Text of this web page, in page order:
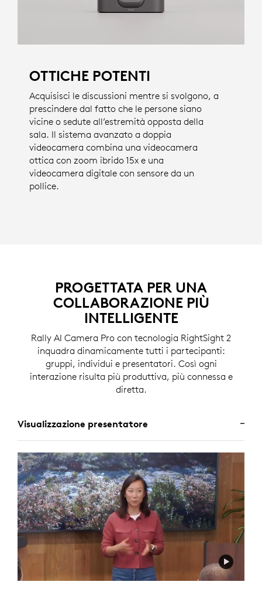
OTTICHE POTENTI
Acquisisci le discussioni mentre si svolgono, a
prescindere dal fatto che le persone siano
vicine o sedute all’estremità opposta della
sala. Il sistema avanzato a doppia
videocamera combina una videocamera
ottica con zoom ibrido 15x e una
videocamera digitale con sensore da un
pollice.
PROGETTATA PER UNA
COLLABORAZIONE PIÙ
INTELLIGENTE
Rally AI Camera Pro con tecnologia RightSight 2
inquadra dinamicamente tutti i partecipanti:
gruppi, individui e presentatori. Così ogni
interazione risulta più produttiva, più connessa e
diretta.
Visualizzazione presentatore